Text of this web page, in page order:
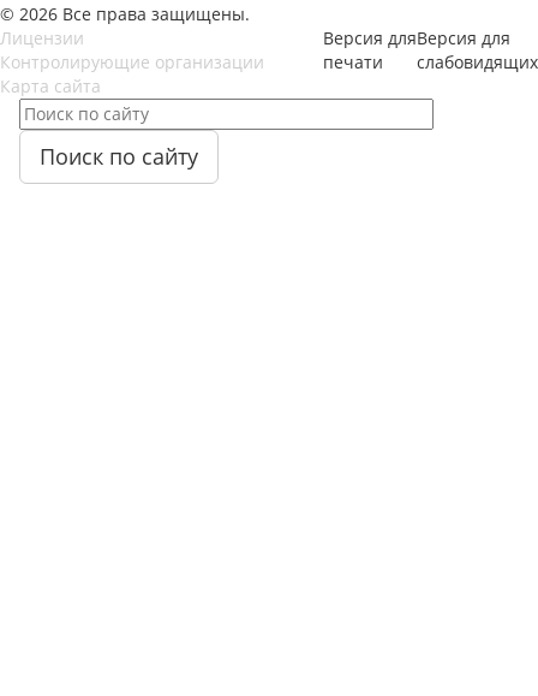
© 2026 Все права защищены.
Версия для
слабовидящих
Версия для
печати
Лицензии
Контролирующие организации
Карта сайта
Поиск по сайту